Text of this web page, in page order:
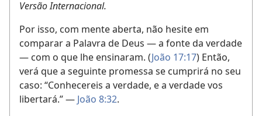
Versão Internacional.
Por isso, com mente aberta, não hesite em
comparar a Palavra de Deus — a fonte da verdade
— com o que lhe ensinaram. (João 17:17) Então,
verá que a seguinte promessa se cumprirá no seu
caso: “Conhecereis a verdade, e a verdade vos
libertará.” — João 8:32.